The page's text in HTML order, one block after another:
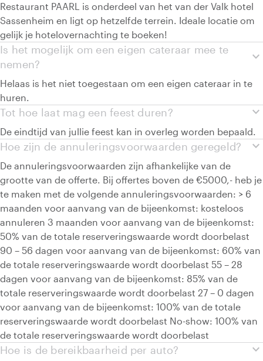
Restaurant PAARL is onderdeel van het van der Valk hotel
Sassenheim en ligt op hetzelfde terrein. Ideale locatie om
gelijk je hotelovernachting te boeken!
expand_more
Is het mogelijk om een eigen cateraar mee te
nemen?
Helaas is het niet toegestaan om een eigen cateraar in te
huren.
expand_more
Tot hoe laat mag een feest duren?
De eindtijd van jullie feest kan in overleg worden bepaald.
expand_more
Hoe zijn de annuleringsvoorwaarden geregeld?
De annuleringsvoorwaarden zijn afhankelijke van de
grootte van de offerte. Bij offertes boven de €5000,- heb je
te maken met de volgende annuleringsvoorwaarden: > 6
maanden voor aanvang van de bijeenkomst: kosteloos
annuleren 3 maanden voor aanvang van de bijeenkomst:
50% van de totale reserveringswaarde wordt doorbelast
90 – 56 dagen voor aanvang van de bijeenkomst: 60% van
de totale reserveringswaarde wordt doorbelast 55 – 28
dagen voor aanvang van de bijeenkomst: 85% van de
totale reserveringswaarde wordt doorbelast 27 – 0 dagen
voor aanvang van de bijeenkomst: 100% van de totale
reserveringswaarde wordt doorbelast No-show: 100% van
de totale reserveringswaarde wordt doorbelast
expand_more
Hoe is de bereikbaarheid per auto?